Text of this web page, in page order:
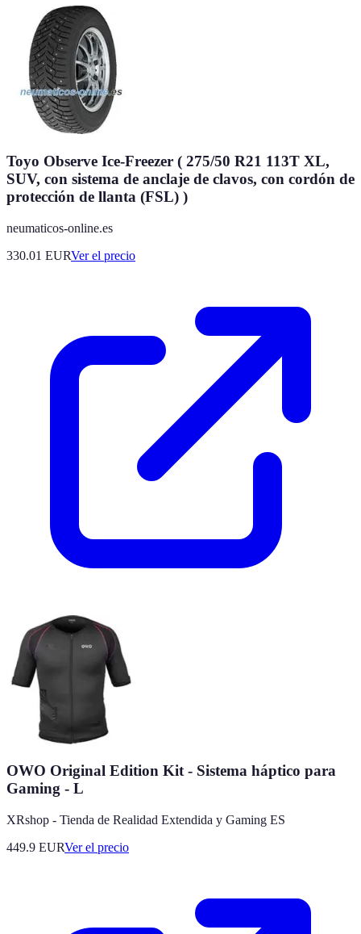
Toyo Observe Ice-Freezer ( 275/50 R21 113T XL,
SUV, con sistema de anclaje de clavos, con cordón de
protección de llanta (FSL) )
neumaticos-online.es
330.01 EURVer el precio
OWO Original Edition Kit - Sistema háptico para
Gaming - L
XRshop - Tienda de Realidad Extendida y Gaming ES
449.9 EURVer el precio